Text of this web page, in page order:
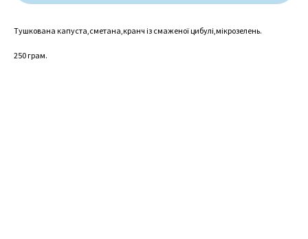
Тушкована капуста,сметана,кранч із смаженої цибулі,мікрозелень.
250 грам.